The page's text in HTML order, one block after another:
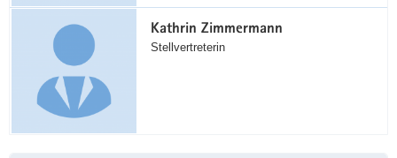
Kathrin Zimmermann
Stellvertreterin